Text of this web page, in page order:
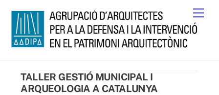
content
TALLER GESTIÓ MUNICIPAL I
ARQUEOLOGIA A CATALUNYA